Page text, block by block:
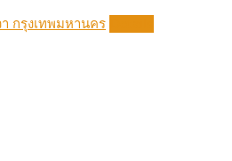
กรุงเทพมหานคร